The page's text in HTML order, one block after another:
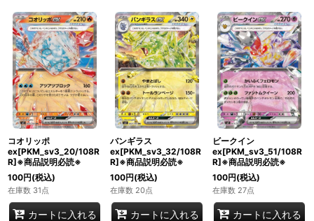
コオリッポ
ex[PKM_sv3_20/108R
R]※商品説明必読※
100円(税込)
在庫数 31点
カートに入れる
バンギラス
ex[PKM_sv3_32/108R
R]※商品説明必読※
100円(税込)
在庫数 20点
カートに入れる
ビークイン
ex[PKM_sv3_51/108R
R]※商品説明必読※
100円(税込)
在庫数 27点
カートに入れる